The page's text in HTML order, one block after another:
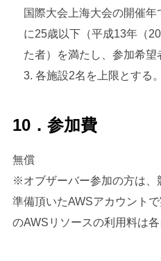
国際大会上海大会の開催年
に25歳以下（平成13年（
た者）を満たし、参加希望
各施設2名を上限とする。
10．参加費
無償
※オブザーバー参加の方は、
準備頂いたAWSアカウント
のAWSリソースの利用料は各